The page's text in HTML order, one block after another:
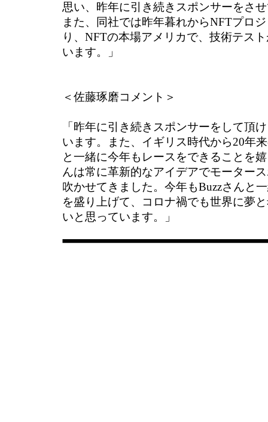
思い、昨年に引き続きスポンサーをさ
また、同社では昨年暮れからNFTプロ
り、NFTの本場アメリカで、技術テス
います。」
＜佐藤琢磨コメント＞
「昨年に引き続きスポンサーをして頂
います。また、イギリス時代から20年
と一緒に今年もレースをできることを
んは常に革新的なアイデアでモーター
吹かせてきました。今年もBuzzさんと
を盛り上げて、コロナ禍でも世界に夢
いと思っています。」